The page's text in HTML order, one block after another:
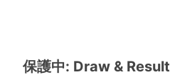
保護中: Draw & Result